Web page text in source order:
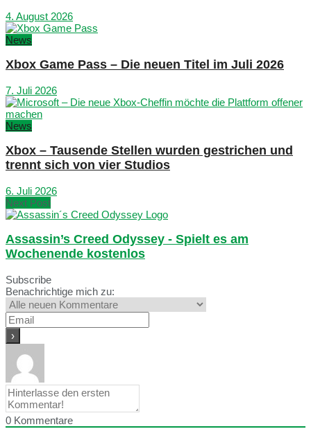
4. August 2026
News
Xbox Game Pass – Die neuen Titel im Juli 2026
7. Juli 2026
News
Xbox – Tausende Stellen wurden gestrichen und
trennt sich von vier Studios
6. Juli 2026
Next Post
Assassin’s Creed Odyssey - Spielt es am
Wochenende kostenlos
Subscribe
Benachrichtige mich zu:
0 Kommentare